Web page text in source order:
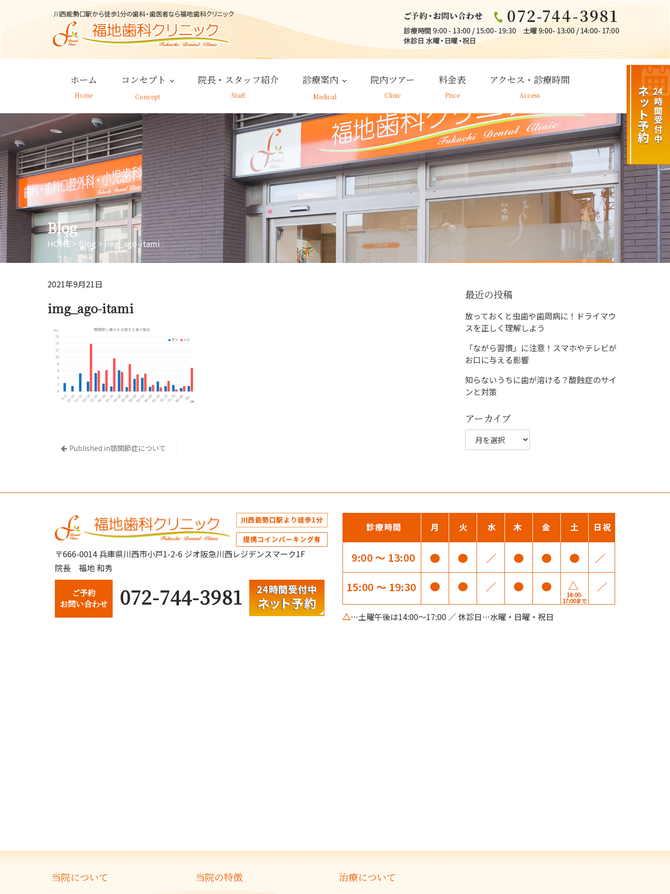
ホーム コンセプト 院長・スタッフ紹介 診療案内 院内ツアー 料金表 アクセス・診療時間
Blog
HOME > Blog > img_ago-itami
2021年9月21日
img_ago-itami
ゲ
ー
シ
ョ
ン
Published in顎関節症について
最近の投稿
放っておくと虫歯や歯周病に！ドライマウ
スを正しく理解しよう
「ながら習慣」に注意！スマホやテレビが
お口に与える影響
知らないうちに歯が溶ける？酸蝕症のサイ
ンと対策
アーカイブ
ー
〒666-0014 兵庫県川西市小戸1-2-6 ジオ阪急川西レジデンスマーク1F
院長 福地 和秀
ご予約
お問い合わせ
072-744-3981
△…土曜午後は14:00～17:00 ／ 休診日…水曜・日曜・祝日
当院について 当院の特徴 治療について